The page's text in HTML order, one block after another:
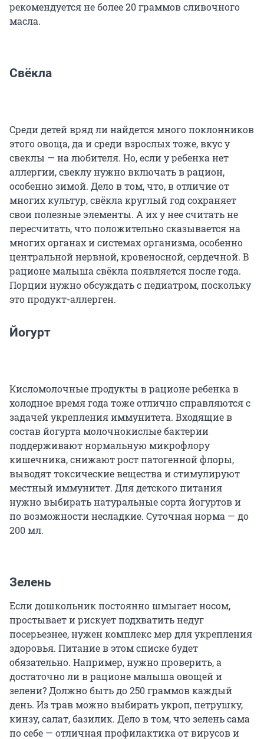
рекомендуется не более 20 граммов сливочного
масла.
Свёкла
Среди детей вряд ли найдется много поклонников
этого овоща, да и среди взрослых тоже, вкус у
свеклы — на любителя. Но, если у ребенка нет
аллергии, свеклу нужно включать в рацион,
особенно зимой. Дело в том, что, в отличие от
многих культур, свёкла круглый год сохраняет
свои полезные элементы. А их у нее считать не
пересчитать, что положительно сказывается на
многих органах и системах организма, особенно
центральной нервной, кровеносной, сердечной. В
рационе малыша свёкла появляется после года.
Порции нужно обсуждать с педиатром, поскольку
это продукт-аллерген.
Йогурт
Кисломолочные продукты в рационе ребенка в
холодное время года тоже отлично справляются с
задачей укрепления иммунитета. Входящие в
состав йогурта молочнокислые бактерии
поддерживают нормальную микрофлору
кишечника, снижают рост патогенной флоры,
выводят токсические вещества и стимулируют
местный иммунитет. Для детского питания
нужно выбирать натуральные сорта йогуртов и
по возможности несладкие. Суточная норма — до
200 мл.
Зелень
Если дошкольник постоянно шмыгает носом,
простывает и рискует подхватить недуг
посерьезнее, нужен комплекс мер для укрепления
здоровья. Питание в этом списке будет
обязательно. Например, нужно проверить, а
достаточно ли в рационе малыша овощей и
зелени? Должно быть до 250 граммов каждый
день. Из трав можно выбирать укроп, петрушку,
кинзу, салат, базилик. Дело в том, что зелень сама
по себе — отличная профилактика от вирусов и